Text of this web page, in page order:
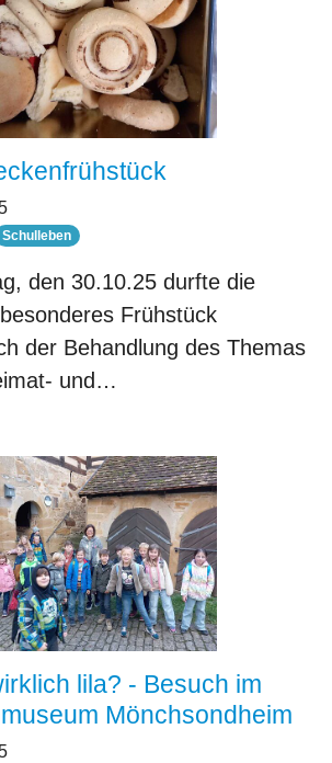
Schulleben
den 30.10.25 durfte die
Frühstück
der Behandlung des Themas
und…
lila? - Besuch im
Mönchsondheim